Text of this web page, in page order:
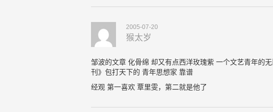
2005-07-20
猴太岁
邹波的文章 化骨绵 却又有点西洋玫瑰紫 一个文艺青年的
刊》包打天下的 青年思想家 靠谱
经观 第一喜欢 覃里雯，第二就是他了